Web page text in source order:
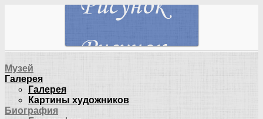
Музей
Галерея
Галерея
Картины художников
Биография